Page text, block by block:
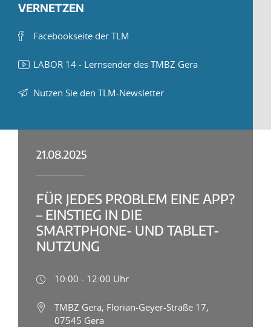
VERNETZEN
Facebookseite der TLM
LABOR 14 - Lernsender des TMBZ Gera
Nutzen Sie den TLM-Newsletter
21.08.2025
FÜR JEDES PROBLEM EINE APP?
– EINSTIEG IN DIE
SMARTPHONE- UND TABLET-
NUTZUNG
10:00 - 12:00 Uhr
TMBZ Gera, Florian-Geyer-Straße 17,
07545 Gera